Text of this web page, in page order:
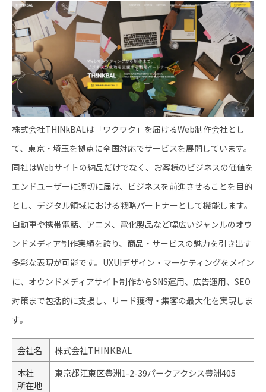
株式会社THINkBALは「ワクワク」を届けるWeb制作会社とし
て、東京・埼玉を拠点に全国対応でサービスを展開しています。
同社はWebサイトの納品だけでなく、お客様のビジネスの価値を
エンドユーザーに適切に届け、ビジネスを前進させることを目的
とし、デジタル領域における戦略パートナーとして機能します。
自動車や携帯電話、アニメ、電化製品など幅広いジャンルのオウ
ンドメディア制作実績を誇り、商品・サービスの魅力を引き出す
多彩な表現が可能です。UXUIデザイン・マーケティングをメイン
に、オウンドメディアサイト制作からSNS運用、広告運用、SEO
対策まで包括的に支援し、リード獲得・集客の最大化を実現しま
す。
会社名
株式会社THINKBAL
本社
所在地
東京都江東区豊洲1-2-39パークアクシス豊洲405